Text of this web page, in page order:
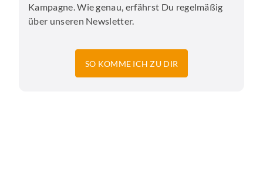
Kampagne. Wie genau, erfährst Du regelmäßig
über unseren Newsletter.
SO KOMME ICH ZU DIR